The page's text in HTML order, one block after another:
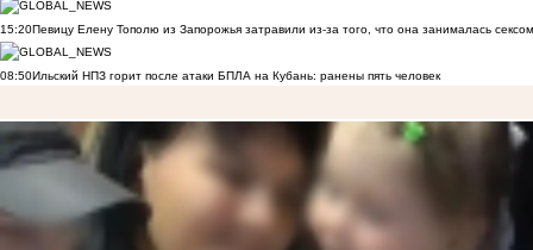
15:20Певицу Елену Тополю из Запорожья затравили из-за того, что она занималась
08:50Ильский НПЗ горит после атаки БПЛА на Кубань: ранены пять человек